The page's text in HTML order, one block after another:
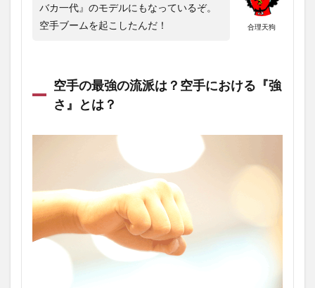
合理天狗
バカ一代』のモデルにもなっているぞ。
空手ブームを起こしたんだ！
空手の最強の流派は？空手における『強
さ』とは？